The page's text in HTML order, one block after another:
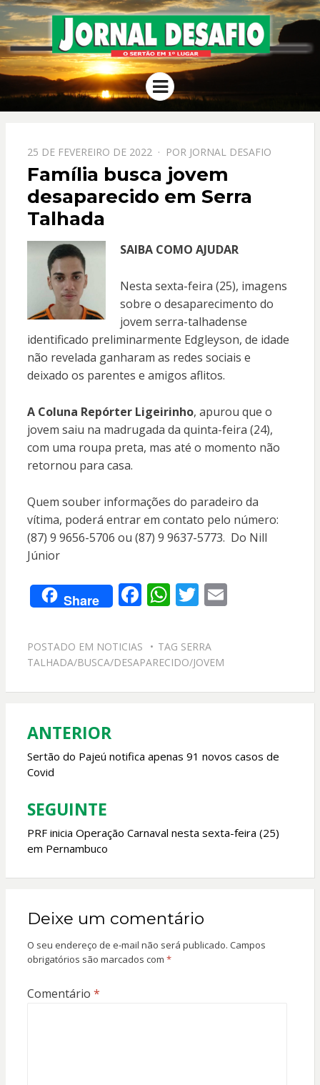
JORNAL
DESAFIO
O Sertão em 1º Lugar
Menu
PPOSTADO
EM
25 DE FEVEREIRO DE 2022 POR JORNAL DESAFIO
Família busca jovem
desaparecido em Serra
Talhada
SAIBA COMO AJUDAR
Nesta sexta-feira (25), imagens
sobre o desaparecimento do
jovem serra-talhadense
identificado preliminarmente Edgleyson, de idade
não revelada ganharam as redes sociais e
deixado os parentes e amigos aflitos.
A Coluna Repórter Ligeirinho, apurou que o
jovem saiu na madrugada da quinta-feira (24),
com uma roupa preta, mas até o momento não
retornou para casa.
Quem souber informações do paradeiro da
vítima, poderá entrar em contato pelo número:
(87) 9 9656-5706 ou (87) 9 9637-5773. Do Nill
Júnior
Share F
e
b
o
W
at
s
A
T
itt
er
E
POSTADO EM NOTICIAS TAG SERRA
TALHADA/BUSCA/DESAPARECIDO/JOVEM
Navegação
de
Post
ANTERIOR
Sertão do Pajeú notifica apenas 91 novos casos de
Covid
SEGUINTE
PRF inicia Operação Carnaval nesta sexta-feira (25)
em Pernambuco
Deixe um comentário
O seu endereço de e-mail não será publicado. Campos
obrigatórios são marcados com *
Comentário *